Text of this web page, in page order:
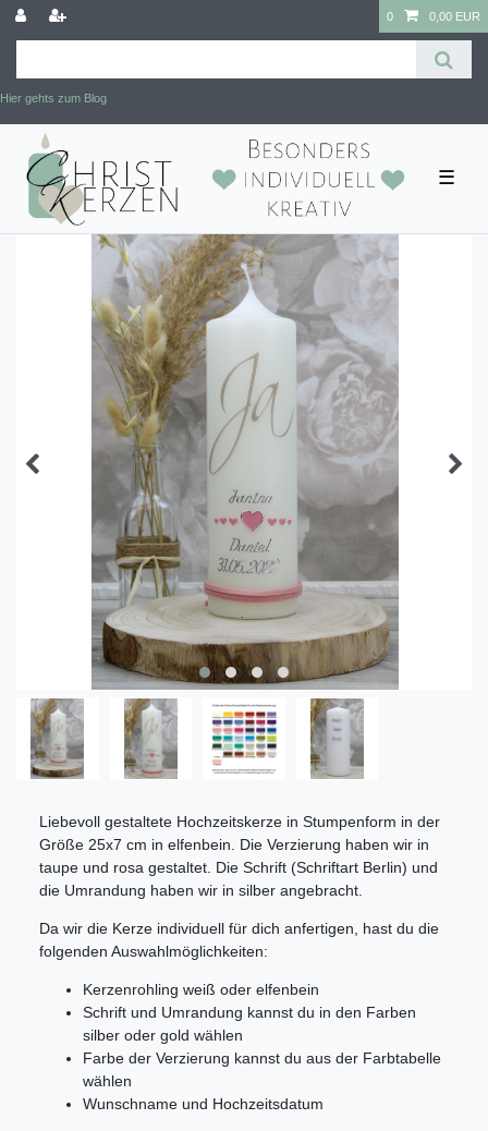
Hier gehts zum Blog
0 0,00 EUR
☰
Liebevoll gestaltete Hochzeitskerze in Stumpenform in der
Größe 25x7 cm in elfenbein. Die Verzierung haben wir in
taupe und rosa gestaltet. Die Schrift (Schriftart Berlin) und
die Umrandung haben wir in silber angebracht.
Da wir die Kerze individuell für dich anfertigen, hast du die
folgenden Auswahlmöglichkeiten:
Kerzenrohling weiß oder elfenbein
Schrift und Umrandung kannst du in den Farben
silber oder gold wählen
Farbe der Verzierung kannst du aus der Farbtabelle
wählen
Wunschname und Hochzeitsdatum